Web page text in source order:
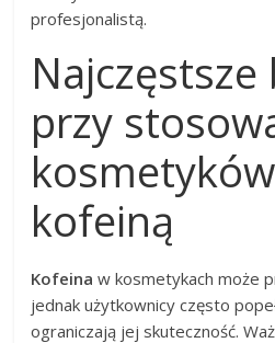
profesjonalistą.
Najczęstsze
przy
kofeiną
Kofeina w kosmetykach może
jednak użytkownicy często
ograniczają jej skuteczność.